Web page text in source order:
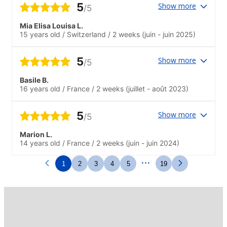
5/5 Show more
Mia Elisa Louisa L.
15 years old / Switzerland / 2 weeks (juin - juin 2025)
5/5 Show more
Basile B.
16 years old / France / 2 weeks (juillet - août 2023)
5/5 Show more
Marion L.
14 years old / France / 2 weeks (juin - juin 2024)
1 2 3 4 5 ... 19